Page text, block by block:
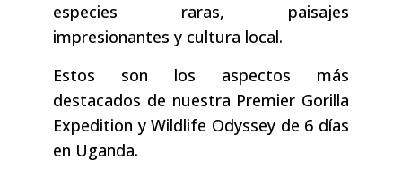
especies raras, paisajes
impresionantes y cultura local.
Estos son los aspectos más
destacados de nuestra Premier Gorilla
Expedition y Wildlife Odyssey de 6 días
en Uganda.